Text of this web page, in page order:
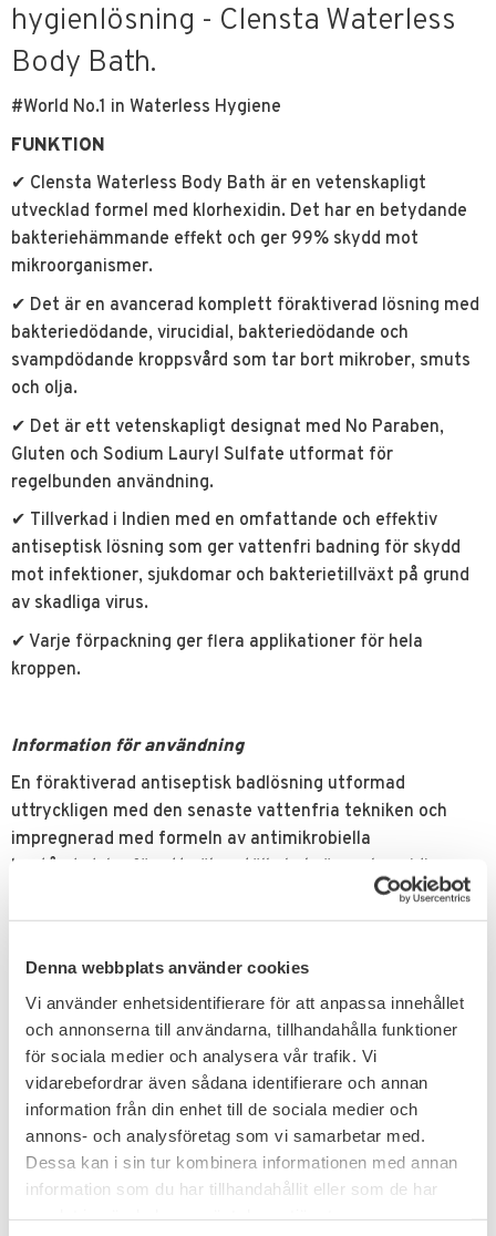
Denna webbplats använder cookies
Vi använder enhetsidentifierare för att anpassa innehållet
och annonserna till användarna, tillhandahålla funktioner
för sociala medier och analysera vår trafik. Vi
vidarebefordrar även sådana identifierare och annan
information från din enhet till de sociala medier och
annons- och analysföretag som vi samarbetar med.
Dessa kan i sin tur kombinera informationen med annan
information som du har tillhandahållit eller som de har
hygienlösning - Clensta Waterless
Body Bath.
#World No.1 in Waterless Hygiene
FUNKTION
✔ Clensta Waterless Body Bath är en vetenskapligt
utvecklad formel med klorhexidin. Det har en betydande
bakteriehämmande effekt och ger 99% skydd mot
mikroorganismer.
✔ Det är en avancerad komplett föraktiverad lösning med
bakteriedödande, virucidial, bakteriedödande och
svampdödande kroppsvård som tar bort mikrober, smuts
och olja.
✔ Det är ett vetenskapligt designat med No Paraben,
Gluten och Sodium Lauryl Sulfate utformat för
regelbunden användning.
✔ Tillverkad i Indien med en omfattande och effektiv
antiseptisk lösning som ger vattenfri badning för skydd
mot infektioner, sjukdomar och bakterietillväxt på grund
av skadliga virus.
✔ Varje förpackning ger flera applikationer för hela
kroppen.
Information för användning
En föraktiverad antiseptisk badlösning utformad
uttryckligen med den senaste vattenfria tekniken och
impregnerad med formeln av antimikrobiella
beståndsdelar för att säkerställa bekväm och smidig